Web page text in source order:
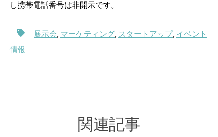
し携帯電話番号は非開示です。
展示会, マーケティング, スタートアップ, イベント
情報
関連記事